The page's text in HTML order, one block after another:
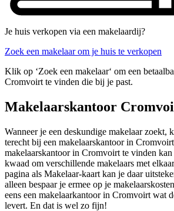
Je huis verkopen via een makelaardij?
Zoek een makelaar om je huis te verkopen
Klik op ‘Zoek een makelaar‘ om een
Cromvoirt te vinden die bij je past.
Makelaarskantoor
Wanneer je een deskundige makelaar
terecht bij een makelaarskantoor in
makelaarskantoor in Cromvoirt te vinden kan
kwaad om verschillende makelaars met
pagina als Makelaar-kaart kan je daar
alleen bespaar je ermee op je
eens een makelaarkantoor in Cromvoirt wat
levert. En dat is wel zo fijn!